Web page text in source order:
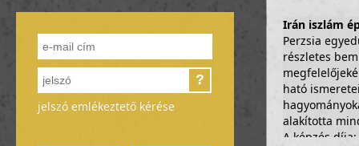
?
jelszó emlékeztető kérése
Irán iszlám
Perzsia
részletes
ható
alakította
A képzés